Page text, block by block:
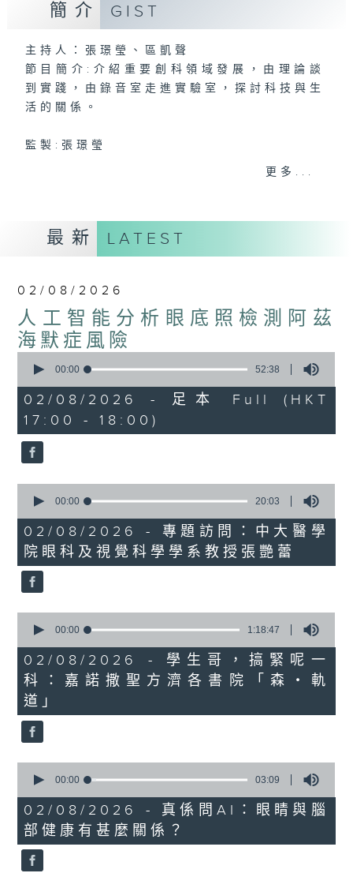
簡介 GIST
主持人：張璟瑩、區凱聲
節目簡介:介紹重要創科領域發展，由理論談
到實踐，由錄音室走進實驗室，探討科技與生
活的關係。
監製:張璟瑩
更多...
最新 LATEST
02/08/2026
人工智能分析眼底照檢測阿茲
海默症風險
seconds
52
minutes,
38
seconds
00:00 52:38
02/08/2026 - 足本 Full (HKT
17:00 - 18:00)
seconds
20
minutes,
3
seconds
00:00 20:03
02/08/2026 - 專題訪問：中大醫學
院眼科及視覺科學學系教授張艷蕾
seconds
1
hour,
18
minutes,
47
seconds
00:00 1:18:47
02/08/2026 - 學生哥，搞緊呢一
科：嘉諾撒聖方濟各書院「森・軌
道」
seconds
3
minutes,
9
seconds
00:00 03:09
02/08/2026 - 真係問AI：眼睛與腦
部健康有甚麼關係？